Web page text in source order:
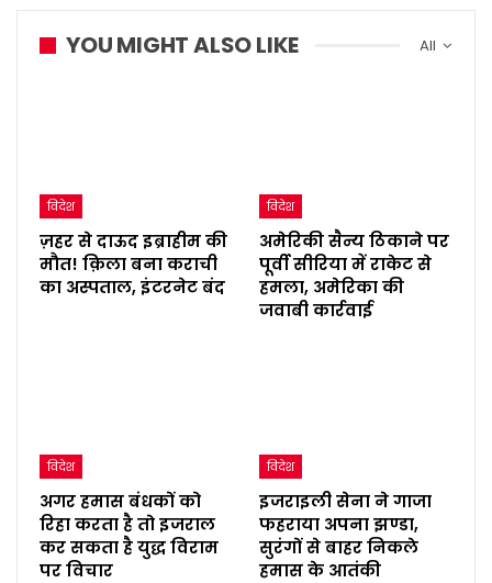
All
YOU MIGHT ALSO LIKE
विदेश
ज़हर से दाऊद इब्राहीम की
मौत! क़िला बना कराची
का अस्पताल, इंटरनेट बंद
विदेश
अमेरिकी सैन्य ठिकाने पर
पूर्वी सीरिया में राकेट से
हमला, अमेरिका की
जवाबी कार्रवाई
विदेश
अगर हमास बंधकों को
रिहा करता है तो इजराल
कर सकता है युद्ध विराम
पर विचार
विदेश
इजराइली सेना ने गाजा
फहराया अपना झण्डा,
सुरंगों से बाहर निकले
हमास के आतंकी